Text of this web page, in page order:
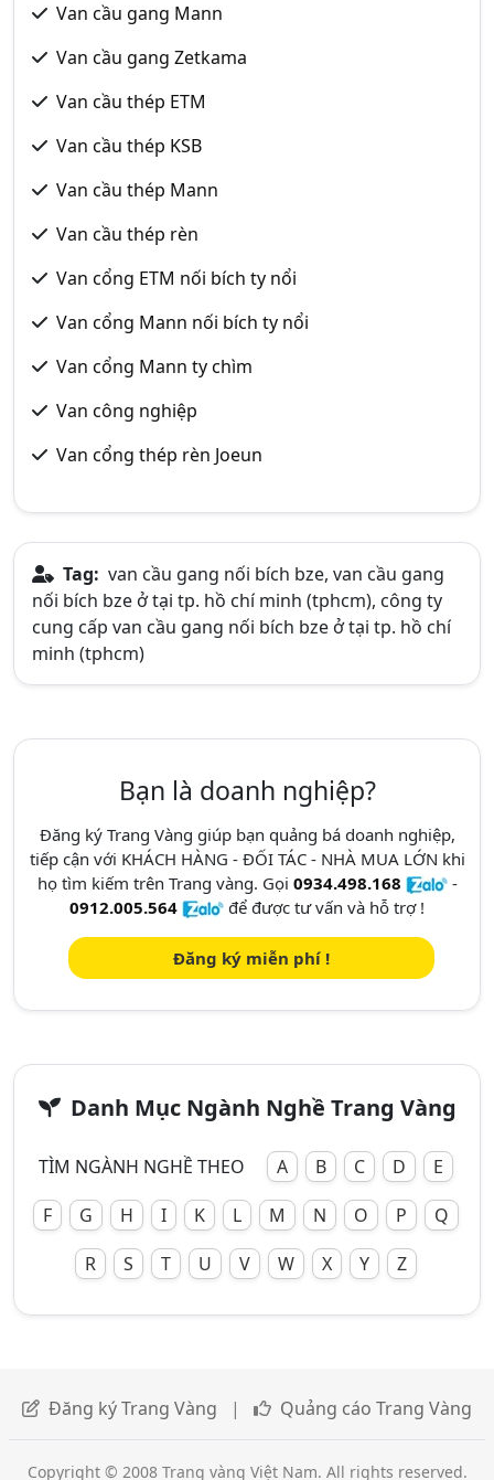
Van cầu gang Mann
Van cầu gang Zetkama
Van cầu thép ETM
Van cầu thép KSB
Van cầu thép Mann
Van cầu thép rèn
Van cổng ETM nối bích ty nổi
Van cổng Mann nối bích ty nổi
Van cổng Mann ty chìm
Van công nghiệp
Van cổng thép rèn Joeun
Tag: van cầu gang nối bích bze, van cầu gang
nối bích bze ở tại tp. hồ chí minh (tphcm), công ty
cung cấp van cầu gang nối bích bze ở tại tp. hồ chí
minh (tphcm)
Bạn là doanh nghiệp?
Đăng ký Trang Vàng giúp bạn quảng bá doanh nghiệp,
tiếp cận với KHÁCH HÀNG - ĐỐI TÁC - NHÀ MUA LỚN khi
họ tìm kiếm trên Trang vàng. Gọi 0934.498.168
-
0912.005.564
để được tư vấn và hỗ trợ !
Đăng ký miễn phí !
Danh Mục Ngành Nghề Trang Vàng
TÌM NGÀNH NGHỀ THEO A B C D
E
F
G H I K L M N O P
Q
R
S T U V W X Y Z
Đăng ký Trang Vàng | Quảng cáo Trang Vàng
Copyright © 2008 Trang vàng Việt Nam. All rights reserved.